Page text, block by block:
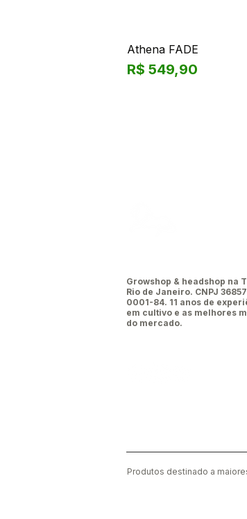
Athena FADE
Preço
R$ 549,90
Growshop & headshop na
Rio de Janeiro. CNPJ
0001-84. 11 anos de
em cultivo e as melhores
do mercado.
Produtos destinado a